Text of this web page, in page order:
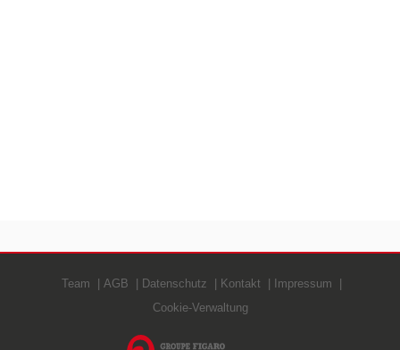
Team AGB Datenschutz Kontakt
Impressum
Cookie-Verwaltung